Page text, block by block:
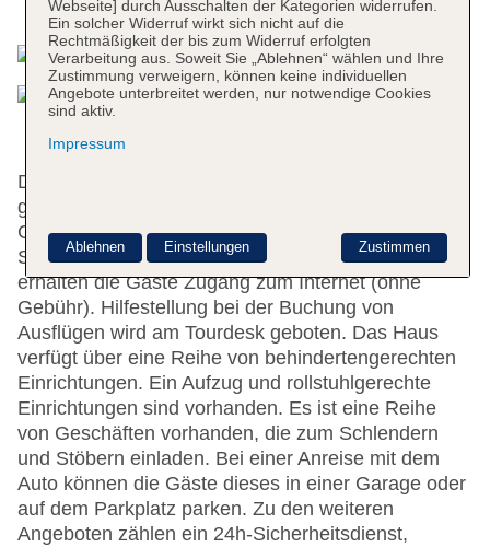
Das freundliche Personal an der Rezeption ist
gerne bei allen Fragen behilflich. Eine
Gepäckaufbewahrung und ein Safe stehen als
Serviceleistungen zur Verfügung. Per WLAN
erhalten die Gäste Zugang zum Internet (ohne
Gebühr). Hilfestellung bei der Buchung von
Ausflügen wird am Tourdesk geboten. Das Haus
verfügt über eine Reihe von behindertengerechten
Einrichtungen. Ein Aufzug und rollstuhlgerechte
Einrichtungen sind vorhanden. Es ist eine Reihe
von Geschäften vorhanden, die zum Schlendern
und Stöbern einladen. Bei einer Anreise mit dem
Auto können die Gäste dieses in einer Garage oder
auf dem Parkplatz parken. Zu den weiteren
Angeboten zählen ein 24h-Sicherheitsdienst,
Webseite] durch Ausschalten der Kategorien widerrufen.
Ein solcher Widerruf wirkt sich nicht auf die
Rechtmäßigkeit der bis zum Widerruf erfolgten
Verarbeitung aus. Soweit Sie „Ablehnen“ wählen und Ihre
Zustimmung verweigern, können keine individuellen
Angebote unterbreitet werden, nur notwendige Cookies
sind aktiv.
Impressum
Zustimmen
Ablehnen Einstellungen